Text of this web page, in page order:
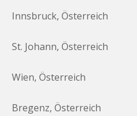
Innsbruck, Österreich
St. Johann, Österreich
Wien, Österreich
Bregenz, Österreich